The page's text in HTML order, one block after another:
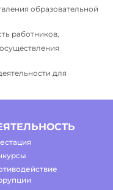
образовательной
работников,
для